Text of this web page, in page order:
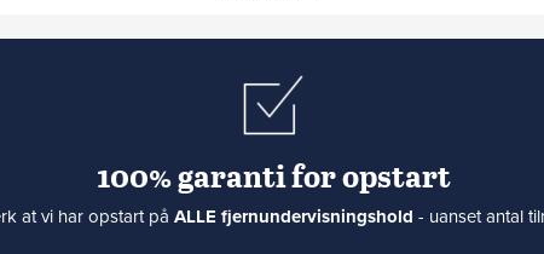
100% garanti for opstart
at vi har opstart på ALLE fjernundervisningshold - uanset antal